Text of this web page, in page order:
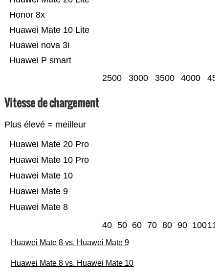
Huawei P smart
Huawei nova 3i
Huawei Mate 10 Lite
Honor 8x
2500 3000 3500 4000
Vitesse de chargement
Plus élevé = meilleur
Huawei Mate 8
Huawei Mate 9
Huawei Mate 10
Huawei Mate 10 Pro
Huawei Mate 20 Pro
40 50 60 70 80 90 100
Huawei Mate 8 vs. Huawei Mate 9
Huawei Mate 8 vs. Huawei Mate 10